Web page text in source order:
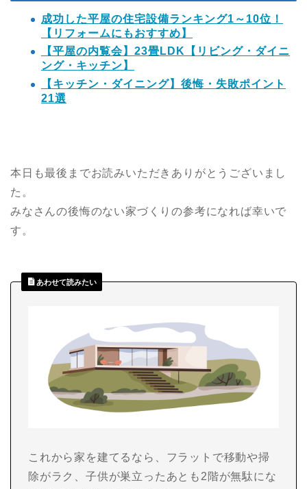
成功した平屋の住宅設備ランキング1～10位！
【リフォームにもおすすめ】
【平屋の内覧会】23畳LDK【リビング・ダイニ
ング・キッチン】
【キッチン・ダイニング】後悔・失敗ポイント
21選
本日も最後までお読みいただきありがとうございまし
た。
みなさんの後悔のない家づくりの参考になれば幸いで
す。
あわせて読みたい
これから家を建てるなら、フラットで移動や掃
除がラク、子供が巣立ったあとも2階が無駄にな